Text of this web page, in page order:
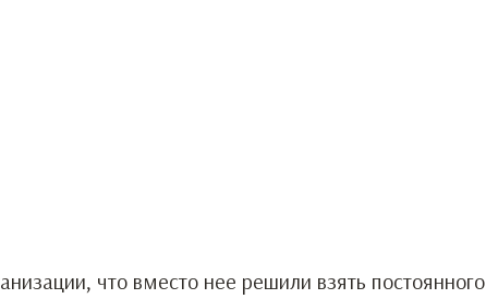
что вместо нее решили взять постоянного